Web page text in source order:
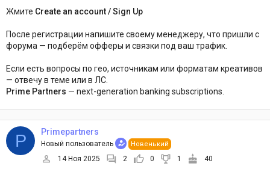
Жмите Create an account / Sign Up
После регистрации напишите своему менеджеру, что пришли с
форума — подберём офферы и связки под ваш трафик.
Если есть вопросы по гео, источникам или форматам креативов
— отвечу в теме или в ЛС.
Prime Partners — next-generation banking subscriptions.
P Primepartners
Новый пользователь Новенький
14 Ноя 2025 2 0 1 40